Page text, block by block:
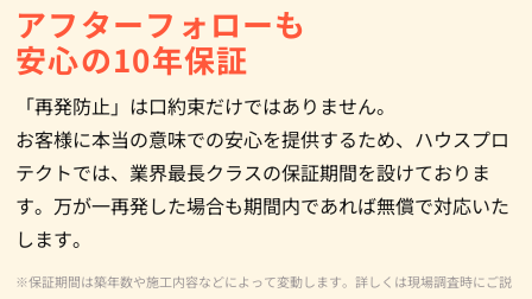
アフターフォローも
安心の10年保証
「再発防止」は口約束だけではありません。
お客様に本当の意味での安心を提供するため、ハウスプロ
テクトでは、業界最長クラスの保証期間を設けておりま
す。万が一再発した場合も期間内であれば無償で対応いた
します。
※保証期間は築年数や施工内容などによって変動します。詳しくは現場調査時にご説